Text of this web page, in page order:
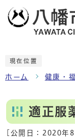
現在位置
ホーム 健康・
適正服
[公開日： 2020年8